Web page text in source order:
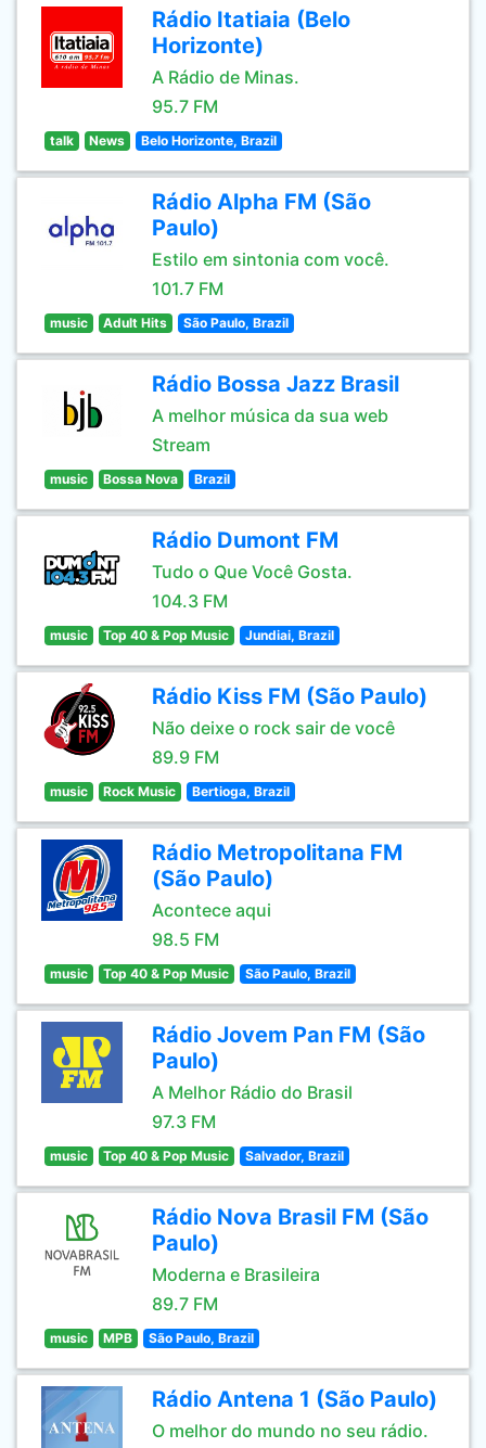
Rádio Itatiaia (Belo
Horizonte)
A Rádio de Minas.
95.7 FM
talk News Belo Horizonte, Brazil
Rádio Alpha FM (São
Paulo)
Estilo em sintonia com você.
101.7 FM
music Adult Hits São Paulo, Brazil
Rádio Bossa Jazz Brasil
A melhor música da sua web
Stream
music Bossa Nova Brazil
Rádio Dumont FM
Tudo o Que Você Gosta.
104.3 FM
music Top 40 & Pop Music Jundiai, Brazil
Rádio Kiss FM (São Paulo)
Não deixe o rock sair de você
89.9 FM
music Rock Music Bertioga, Brazil
Rádio Metropolitana FM
(São Paulo)
Acontece aqui
98.5 FM
music Top 40 & Pop Music São Paulo, Brazil
Rádio Jovem Pan FM (São
Paulo)
A Melhor Rádio do Brasil
97.3 FM
music Top 40 & Pop Music Salvador, Brazil
Rádio Nova Brasil FM (São
Paulo)
Moderna e Brasileira
89.7 FM
music MPB São Paulo, Brazil
Rádio Antena 1 (São Paulo)
O melhor do mundo no seu rádio.